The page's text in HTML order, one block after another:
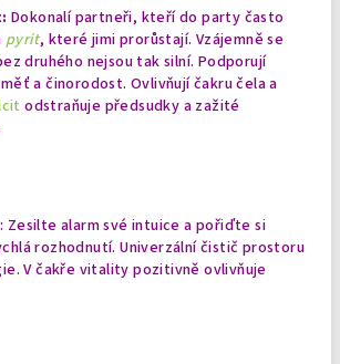
Dokonalí partneři, kteří do party často
pyrit, které jimi prorůstají. Vzájemně se
druhého nejsou tak silní. Podporují
a činorodost. Ovlivňují čakru čela a
odstraňuje předsudky a zažité
: Zesilte alarm své intuice a pořiďte si
rozhodnutí. Univerzální čistič prostoru
V čakře vitality pozitivně ovlivňuje